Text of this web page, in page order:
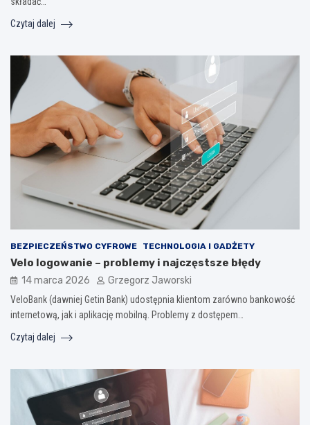
Czytaj dalej
BEZPIECZEŃSTWO CYFROWE TECHNOLOGIA I GADŻETY
Velo logowanie – problemy i najczęstsze błędy
14 marca 2026 Grzegorz Jaworski
VeloBank (dawniej Getin Bank) udostępnia klientom zarówno bankowość
internetową, jak i aplikację mobilną. Problemy z dostępem…
Czytaj dalej